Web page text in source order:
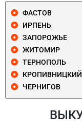
ФАСТОВ
ИРПЕНЬ
ЗАПОРОЖЬЕ
ЖИТОМИР
ТЕРНОПОЛЬ
КРОПИВНИЦКИЙ
ЧЕРНИГОВ